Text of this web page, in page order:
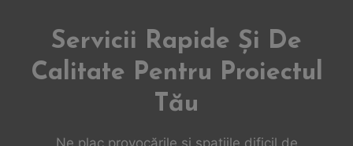
Servicii Rapide Și De
Calitate Pentru Proiectul
Tău
Ne plac provocările și spațiile dificil de